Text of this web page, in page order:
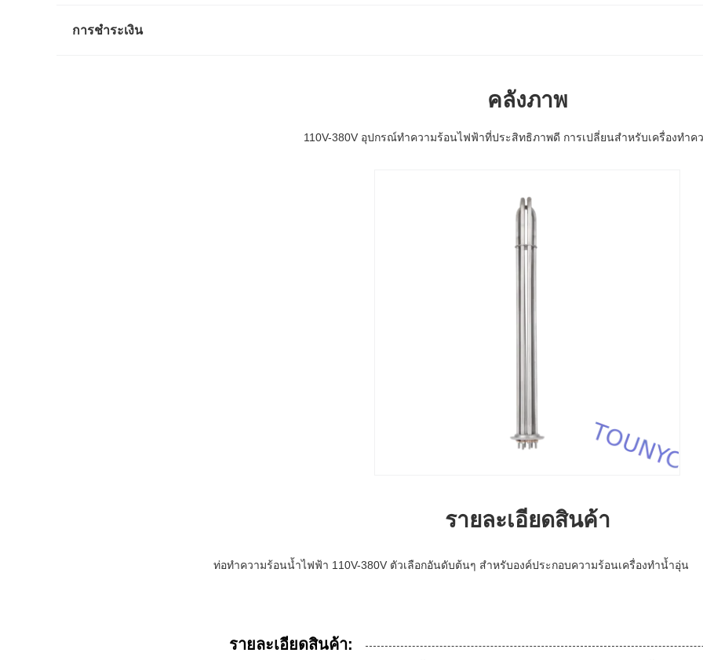
การชำระเงิน
คลังภาพ
110V-380V อุปกรณ์ทําความร้อนไฟฟ้าที่ประสิทธิภาพดี การเปลี่ยนสําหรับเครื่องทําค
รายละเอียดสินค้า
ท่อทำความร้อนน้ำไฟฟ้า 110V-380V ตัวเลือกอันดับต้นๆ สำหรับองค์ประกอบความร้อนเครื่องทำน้ำอุ่น
รายละเอียดสินค้า: